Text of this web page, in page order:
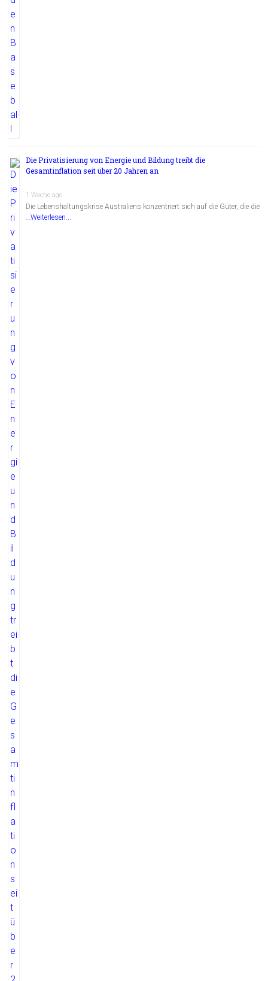
Die Privatisierung von Energie und Bildung treibt die
Gesamtinflation seit über 20 Jahren an
1 Woche ago
Die Lebenshaltungskrise Australiens konzentriert sich auf die Güter, die die
…Weiterlesen...